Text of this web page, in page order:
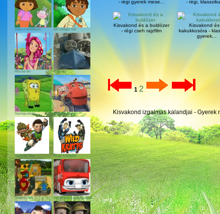
Dóra a felfedező Go! Diego! Go!
Mia és én Thomas
Spongyabob Chuggington
Trükkös Tom Állati küldetés
Traktor Tom Szirénázó szupercsapat
- régi gyerek mese...
- régi,
Kisvakond és a buldózer
- régi cseh rajzfilm
Kisvakond
kakukkosóra -
gyerek...
1 2
Kisvakond izgalmas kalandjai - Gyerek